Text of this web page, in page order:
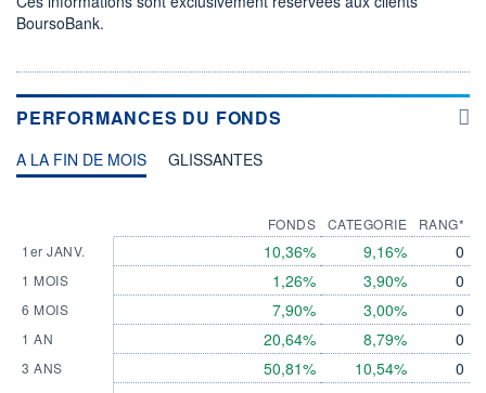
BoursoBank.
PERFORMANCES DU FONDS
A LA FIN DE MOIS GLISSANTES
1er JANV.
1 MOIS
6 MOIS
1 AN
3 ANS
FONDS
10,36%
1,26%
7,90%
20,64%
50,81%
CATEGORIE
9,16%
3,90%
3,00%
8,79%
10,54%
RANG*
0
0
0
0
0